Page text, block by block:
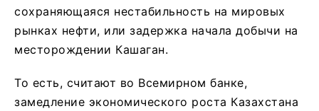
сохраняющаяся нестабильность на мировых
рынках нефти, или задержка начала добычи на
месторождении Кашаган.
То есть, считают во Всемирном банке,
замедление экономического роста Казахстана